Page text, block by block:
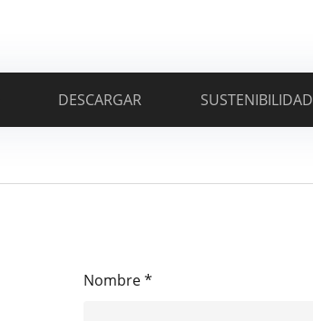
DESCARGAR SUSTENIBILIDAD
Nombre *